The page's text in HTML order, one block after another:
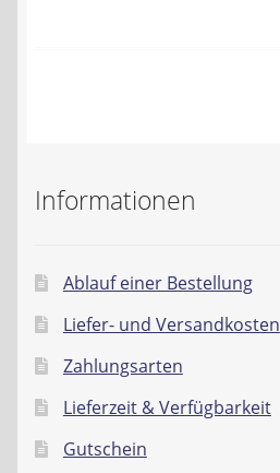
Datenschutzerklärung
Informationen
Ablauf einer Bestellung
Liefer- und Versandkosten
Zahlungsarten
Lieferzeit & Verfügbarkeit
Gutschein